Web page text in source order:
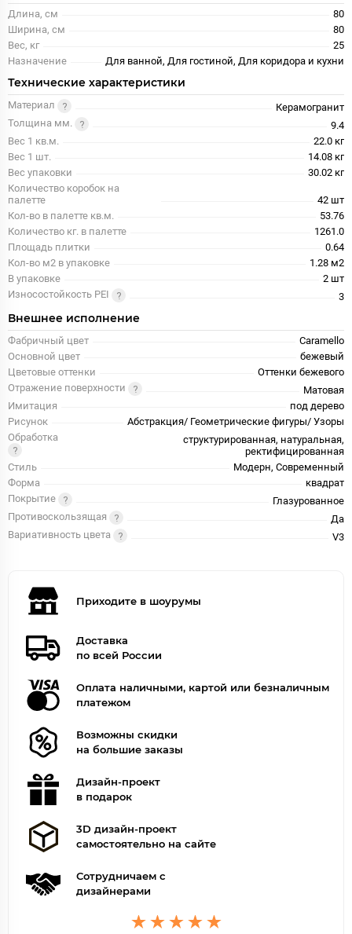
Длина, см
80
Ширина, см
80
Вес, кг
25
Назначение
Для ванной, Для гостиной, Для коридора и кухни
Технические характеристики
Материал
Керамогранит
Толщина мм.
9.4
Вес 1 кв.м.
22.0 кг
Вес 1 шт.
14.08 кг
Вес упаковки
30.02 кг
Количество коробок на
палетте
42 шт
Кол-во в палетте кв.м.
53.76
Количество кг. в палетте
1261.0
Площадь плитки
0.64
Кол-во м2 в упаковке
1.28 м2
В упаковке
2 шт
Износостойкость PEI
3
Внешнее исполнение
Фабричный цвет
Caramello
Основной цвет
бежевый
Цветовые оттенки
Оттенки бежевого
Отражение поверхности
Матовая
Имитация
под дерево
Рисунок
Абстракция/ Геометрические фигуры/ Узоры
Обработка
структурированная, натуральная,
ректифицированная
Стиль
Модерн, Современный
Форма
квадрат
Покрытие
Глазурованное
Противоскользящая
Да
Вариативность цвета
V3
Приходите в шоурумы
Доставка
по всей России
Оплата наличными, картой или безналичным
платежом
Возможны скидки
на большие заказы
Дизайн-проект
в подарок
3D дизайн-проект
самостоятельно на сайте
Сотрудничаем с
дизайнерами